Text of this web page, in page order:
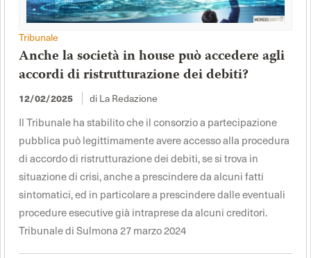
Tribunale
Anche la società in house può accedere agli
accordi di ristrutturazione dei debiti?
12/02/2025 di La Redazione
Il Tribunale ha stabilito che il consorzio a partecipazione
pubblica può legittimamente avere accesso alla procedura
di accordo di ristrutturazione dei debiti, se si trova in
situazione di crisi, anche a prescindere da alcuni fatti
sintomatici, ed in particolare a prescindere dalle eventuali
procedure esecutive già intraprese da alcuni creditori.
Tribunale di Sulmona 27 marzo 2024